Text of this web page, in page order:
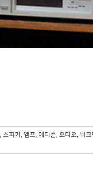
스피커 앰프 에디슨 오디오 워크